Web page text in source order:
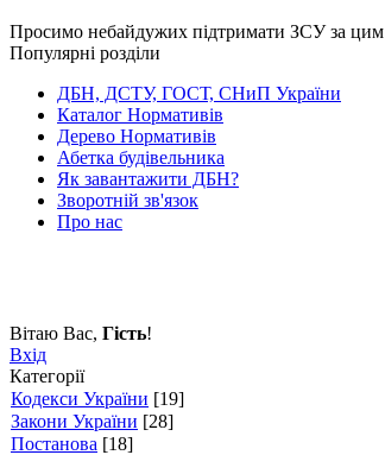
Просимо небайдужих підтримати ЗСУ за цим
Популярні розділи
ДБН, ДСТУ, ГОСТ, СНиП України
Каталог Нормативів
Дерево Нормативів
Абетка будівельника
Як завантажити ДБН?
Зворотній зв'язок
Про нас
Вітаю Вас, Гість!
Вхід
Категорії
Кодекси України [19]
Закони України [28]
Постанова [18]